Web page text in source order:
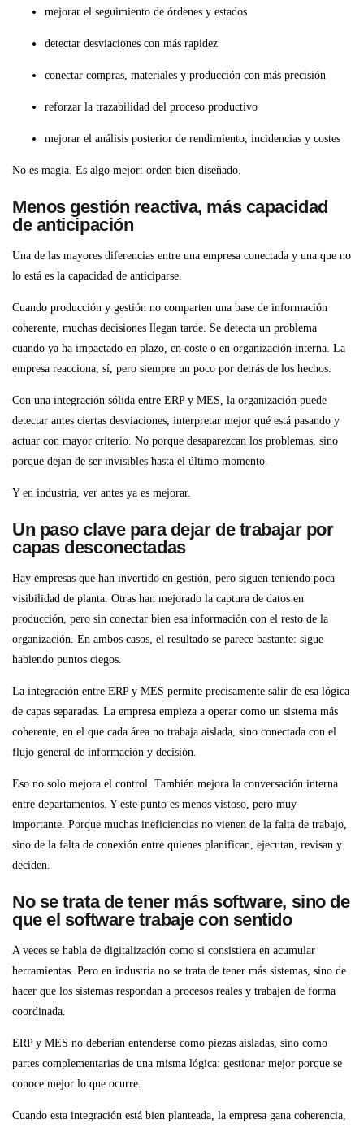
mejorar el seguimiento de órdenes y estados
detectar desviaciones con más rapidez
conectar compras, materiales y producción con más precisión
reforzar la trazabilidad del proceso productivo
mejorar el análisis posterior de rendimiento, incidencias y costes
No es magia. Es algo mejor: orden bien diseñado.
Menos gestión reactiva, más capacidad
de anticipación
Una de las mayores diferencias entre una empresa conectada y una que no
lo está es la capacidad de anticiparse.
Cuando producción y gestión no comparten una base de información
coherente, muchas decisiones llegan tarde. Se detecta un problema
cuando ya ha impactado en plazo, en coste o en organización interna. La
empresa reacciona, sí, pero siempre un poco por detrás de los hechos.
Con una integración sólida entre ERP y MES, la organización puede
detectar antes ciertas desviaciones, interpretar mejor qué está pasando y
actuar con mayor criterio. No porque desaparezcan los problemas, sino
porque dejan de ser invisibles hasta el último momento.
Y en industria, ver antes ya es mejorar.
Un paso clave para dejar de trabajar por
capas desconectadas
Hay empresas que han invertido en gestión, pero siguen teniendo poca
visibilidad de planta. Otras han mejorado la captura de datos en
producción, pero sin conectar bien esa información con el resto de la
organización. En ambos casos, el resultado se parece bastante: sigue
habiendo puntos ciegos.
La integración entre ERP y MES permite precisamente salir de esa lógica
de capas separadas. La empresa empieza a operar como un sistema más
coherente, en el que cada área no trabaja aislada, sino conectada con el
flujo general de información y decisión.
Eso no solo mejora el control. También mejora la conversación interna
entre departamentos. Y este punto es menos vistoso, pero muy
importante. Porque muchas ineficiencias no vienen de la falta de trabajo,
sino de la falta de conexión entre quienes planifican, ejecutan, revisan y
deciden.
No se trata de tener más software, sino de
que el software trabaje con sentido
A veces se habla de digitalización como si consistiera en acumular
herramientas. Pero en industria no se trata de tener más sistemas, sino de
hacer que los sistemas respondan a procesos reales y trabajen de forma
coordinada.
ERP y MES no deberían entenderse como piezas aisladas, sino como
partes complementarias de una misma lógica: gestionar mejor porque se
conoce mejor lo que ocurre.
Cuando esta integración está bien planteada, la empresa gana coherencia,